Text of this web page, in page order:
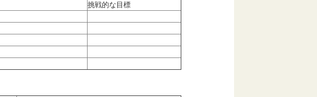
挑戦的な目標